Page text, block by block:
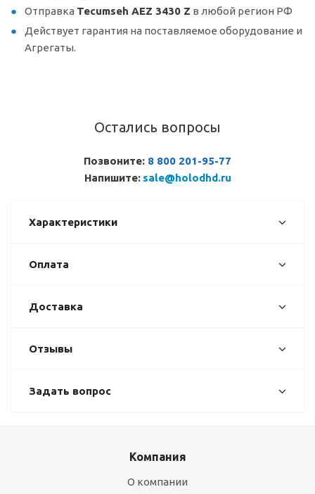
Отправка Tecumseh AEZ 3430 Z в любой регион РФ
Действует гарантия на поставляемое оборудование и
Агрегаты.
Остались вопросы
Позвоните: 8 800 201-95-77
Напишите: sale@holodhd.ru
Характеристики
Оплата
Доставка
Отзывы
Задать вопрос
Компания
О компании